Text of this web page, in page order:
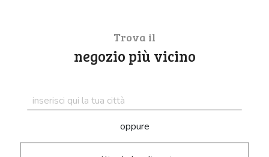
Trova il
negozio più vicino
oppure